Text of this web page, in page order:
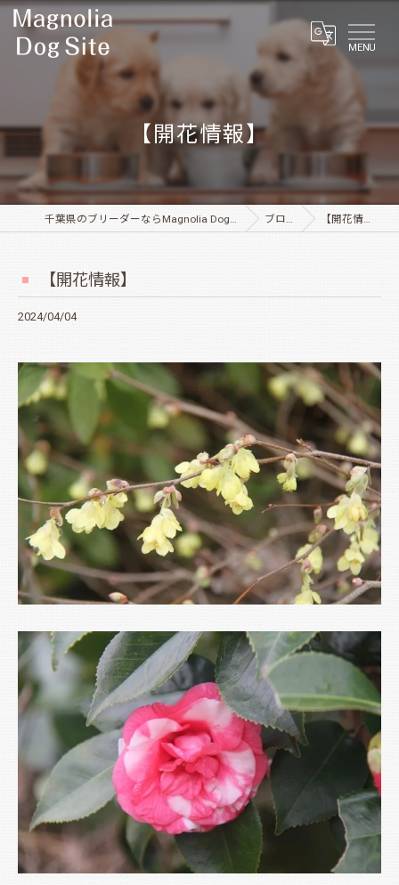
MENU
【開花情報】
千葉県のブリーダーならMagnolia Dog Site ブログ 【開花情報】
【開花情報】
2024/04/04